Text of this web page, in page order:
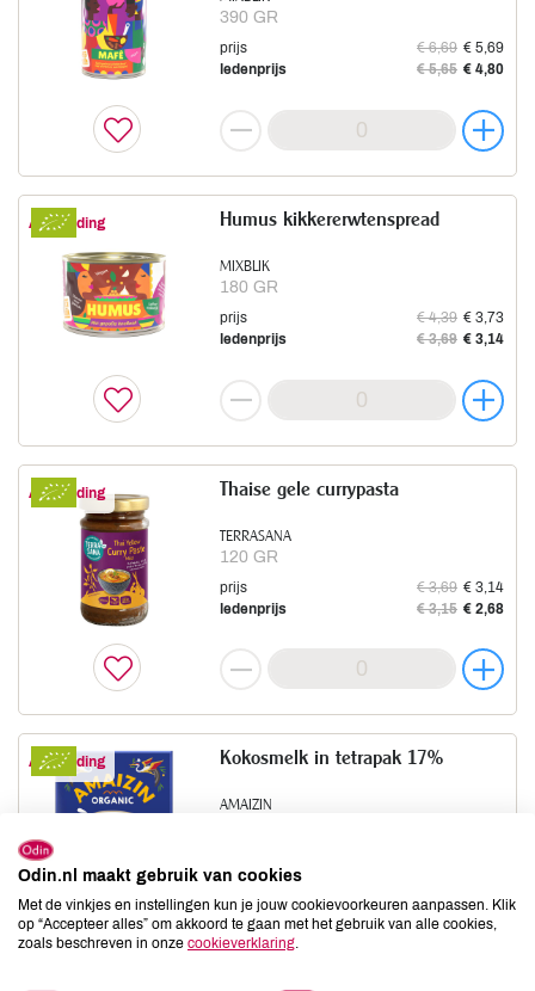
390 GR
prijs € 6,69 € 5,69
ledenprijs
€ 5,65 € 4,80
Aanbieding
MIXBLIK
180 GR
Humus kikkererwtenspread
prijs € 4,39 € 3,73
ledenprijs
€ 3,69 € 3,14
Aanbieding
TERRASANA
120 GR
Thaise gele currypasta
prijs € 3,69 € 3,14
ledenprijs
€ 3,15 € 2,68
Aanbieding
AMAIZIN
Kokosmelk in tetrapak 17%
ledenprijs
Odin.nl maakt gebruik van cookies
Met de vinkjes en instellingen kun je jouw cookievoorkeuren aanpassen. Klik
op “Accepteer alles” om akkoord te gaan met het gebruik van alle cookies,
zoals beschreven in onze cookieverklaring